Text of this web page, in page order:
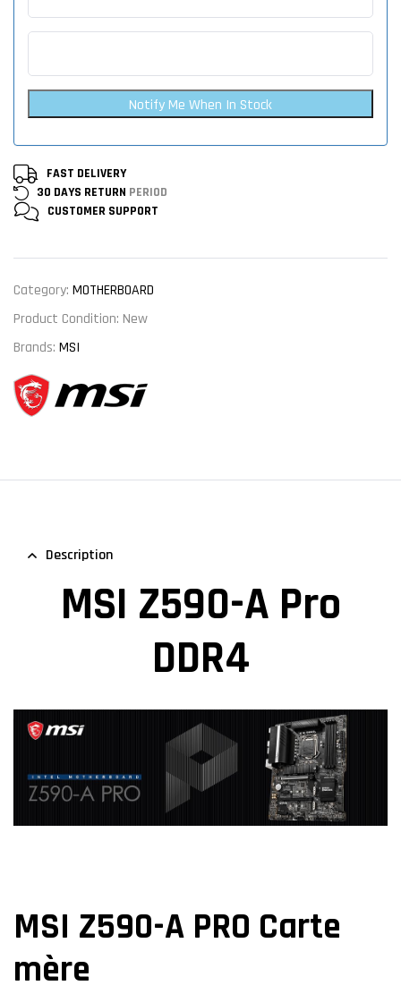
Notify Me When In Stock
FAST DELIVERY
30 DAYS RETURN PERIOD
CUSTOMER SUPPORT
Category: MOTHERBOARD
Product Condition: New
Brands: MSI
Description
MSI Z590-A Pro
DDR4
MSI Z590-A PRO Carte
mère